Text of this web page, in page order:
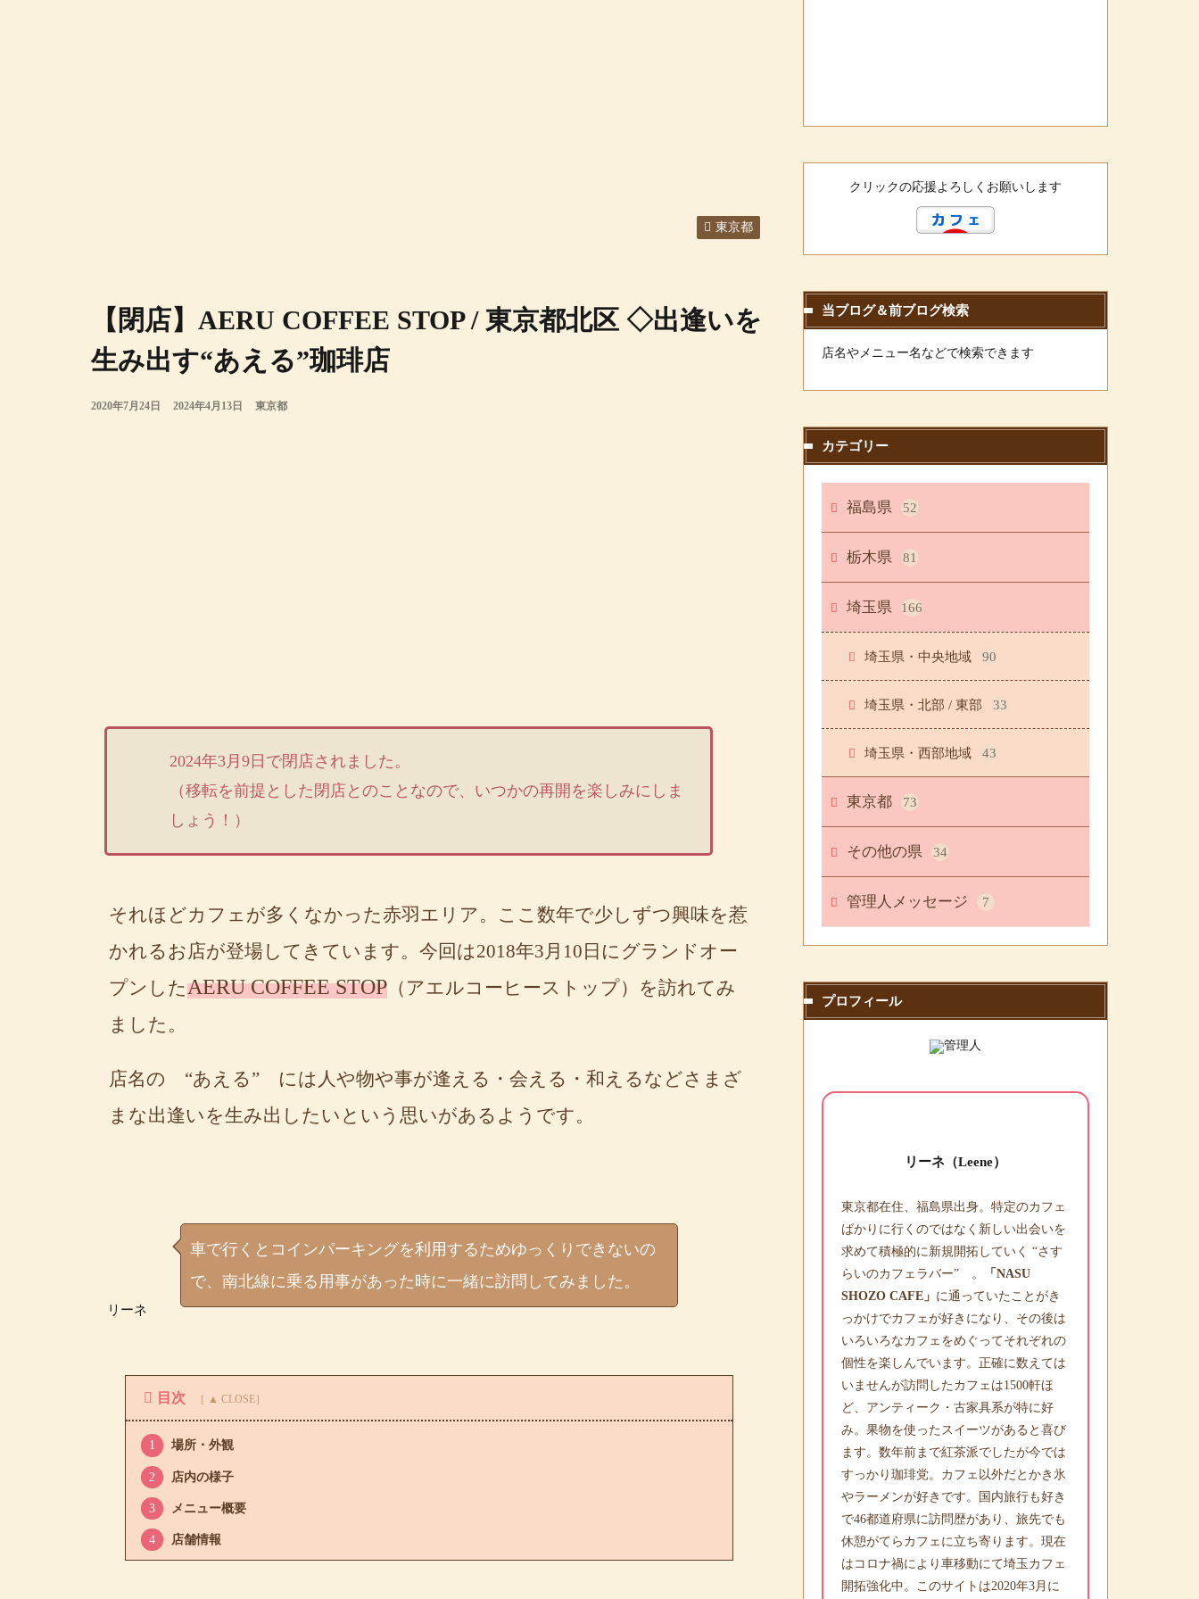
【閉店】AERU COFFEE STOP / 東京都北区 ◇出逢いを
生み出す“あえる”珈琲店
2020年7月24日 2024年4月13日 東京都
東京都
2024年3月9日で閉店されました。
（移転を前提とした閉店とのことなので、いつかの再開を楽しみにしま
しょう！）
それほどカフェが多くなかった赤羽エリア。ここ数年で少しずつ興味を惹
かれるお店が登場してきています。今回は2018年3月10日にグランドオー
プンしたAERU COFFEE STOP （アエルコーヒーストップ）を訪れてみ
ました。
店名の “あえる” には人や物や事が逢える・会える・和えるなどさまざ
まな出逢いを生み出したいという思いがあるようです。
リーネ
車で行くとコインパーキングを利用するためゆっくりできないの
で、南北線に乗る用事があった時に一緒に訪問してみました。
目次
1 場所・外観
2 店内の様子
3 メニュー概要
4 店舗情報
クリックの応援よろしくお願いします
当ブログ＆前ブログ検索
店名やメニュー名などで検索できます
カテゴリー
福島県 52
栃木県 81
埼玉県 166
埼玉県・中央地域 90
埼玉県・北部 / 東部 33
埼玉県・西部地域 43
東京都 73
その他の県 34
管理人メッセージ 7
プロフィール
リーネ（Leene）
東京都在住、福島県出身。特定のカフェ
ばかりに行くのではなく新しい出会いを
求めて積極的に新規開拓していく “さす
らいのカフェラバー” 。
「NASU
SHOZO CAFE」 に通っていたことがき
っかけでカフェが好きになり、その後は
いろいろなカフェをめぐってそれぞれの
個性を楽しんでいます。正確に数えては
いませんが訪問したカフェは1500軒ほ
ど、アンティーク・古家具系が特に好
み。果物を使ったスイーツがあると喜び
ます。数年前まで紅茶派でしたが今では
すっかり珈琲党。カフェ以外だとかき氷
やラーメンが好きです。国内旅行も好き
で46都道府県に訪問歴があり、旅先でも
休憩がてらカフェに立ち寄ります。現在
はコロナ禍により車移動にて埼玉カフェ
開拓強化中。このサイトは2020年3月に